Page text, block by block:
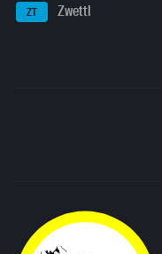
ZT Zwettl